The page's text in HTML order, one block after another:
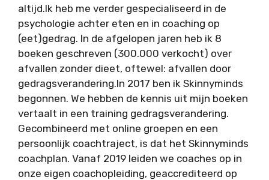
altijd.Ik heb me verder gespecialiseerd in de
psychologie achter eten en in coaching op
(eet)gedrag. In de afgelopen jaren heb ik 8
boeken geschreven (300.000 verkocht) over
afvallen zonder dieet, oftewel: afvallen door
gedragsverandering.In 2017 ben ik Skinnyminds
begonnen. We hebben de kennis uit mijn boeken
vertaalt in een training gedragsverandering.
Gecombineerd met online groepen en een
persoonlijk coachtraject, is dat het Skinnyminds
coachplan. Vanaf 2019 leiden we coaches op in
onze eigen coachopleiding, geaccrediteerd op